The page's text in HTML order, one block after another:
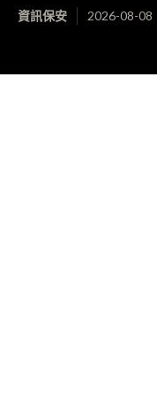
資訊保安 2026-08-08